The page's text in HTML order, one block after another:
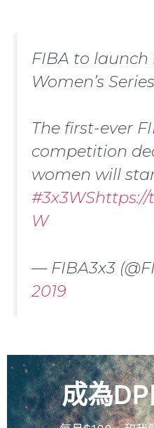
FIBA to launch
Women’s
The first-ever
competition
women will
#3x3WShttps://
W
— FIBA3x3
2019
成為